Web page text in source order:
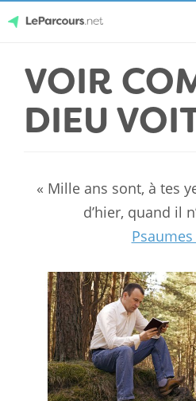
content
LeParcours.net
VOIR
DIEU
« Mille ans sont, à tes
d’hier, quand il